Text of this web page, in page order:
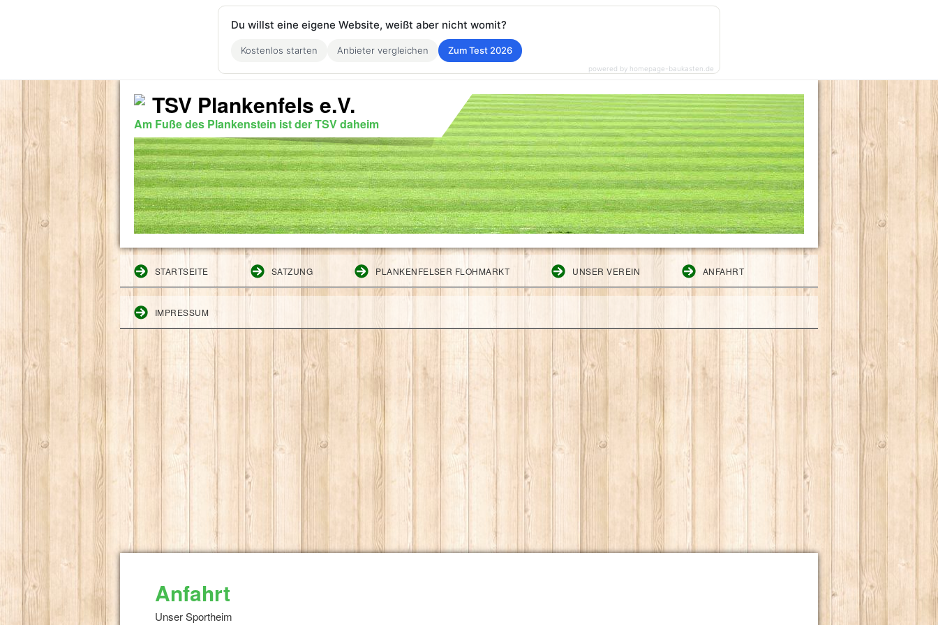
TSV Plankenfels e.V.
Am Fuße des Plankenstein ist der TSV daheim
STARTSEITE SATZUNG PLANKENFELSER FLOHMARKT UNSER VEREIN ANFAHRT
IMPRESSUM
Anfahrt
Unser Sportheim
Du willst eine eigene Website, weißt aber nicht womit?
Kostenlos starten Anbieter vergleichen Zum Test 2026
powered by homepage-baukasten.de